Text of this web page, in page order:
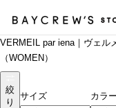
VERMEIL par iena｜ヴェ
（WOMEN）
絞
り
サイズ カラー